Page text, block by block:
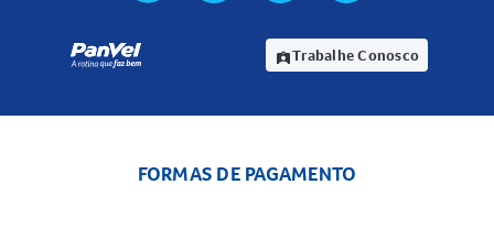
assignment_indTrabalhe Conosco
FORMAS DE PAGAMENTO